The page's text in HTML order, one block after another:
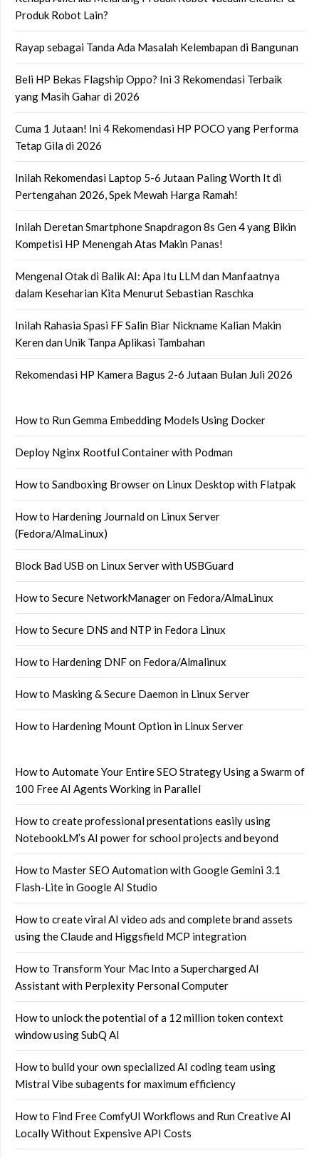
Produk Robot Lain?
Rayap sebagai Tanda Ada Masalah Kelembapan di Bangunan
Beli HP Bekas Flagship Oppo? Ini 3 Rekomendasi Terbaik
yang Masih Gahar di 2026
Cuma 1 Jutaan! Ini 4 Rekomendasi HP POCO yang Performa
Tetap Gila di 2026
Inilah Rekomendasi Laptop 5-6 Jutaan Paling Worth It di
Pertengahan 2026, Spek Mewah Harga Ramah!
Inilah Deretan Smartphone Snapdragon 8s Gen 4 yang Bikin
Kompetisi HP Menengah Atas Makin Panas!
Mengenal Otak di Balik AI: Apa Itu LLM dan Manfaatnya
dalam Keseharian Kita Menurut Sebastian Raschka
Inilah Rahasia Spasi FF Salin Biar Nickname Kalian Makin
Keren dan Unik Tanpa Aplikasi Tambahan
Rekomendasi HP Kamera Bagus 2-6 Jutaan Bulan Juli 2026
How to Run Gemma Embedding Models Using Docker
Deploy Nginx Rootful Container with Podman
How to Sandboxing Browser on Linux Desktop with Flatpak
How to Hardening Journald on Linux Server
(Fedora/AlmaLinux)
Block Bad USB on Linux Server with USBGuard
How to Secure NetworkManager on Fedora/AlmaLinux
How to Secure DNS and NTP in Fedora Linux
How to Hardening DNF on Fedora/Almalinux
How to Masking & Secure Daemon in Linux Server
How to Hardening Mount Option in Linux Server
How to Automate Your Entire SEO Strategy Using a Swarm of
100 Free AI Agents Working in Parallel
How to create professional presentations easily using
NotebookLM’s AI power for school projects and beyond
How to Master SEO Automation with Google Gemini 3.1
Flash-Lite in Google AI Studio
How to create viral AI video ads and complete brand assets
using the Claude and Higgsfield MCP integration
How to Transform Your Mac Into a Supercharged AI
Assistant with Perplexity Personal Computer
How to unlock the potential of a 12 million token context
window using SubQ AI
How to build your own specialized AI coding team using
Mistral Vibe subagents for maximum efficiency
How to Find Free ComfyUI Workflows and Run Creative AI
Locally Without Expensive API Costs